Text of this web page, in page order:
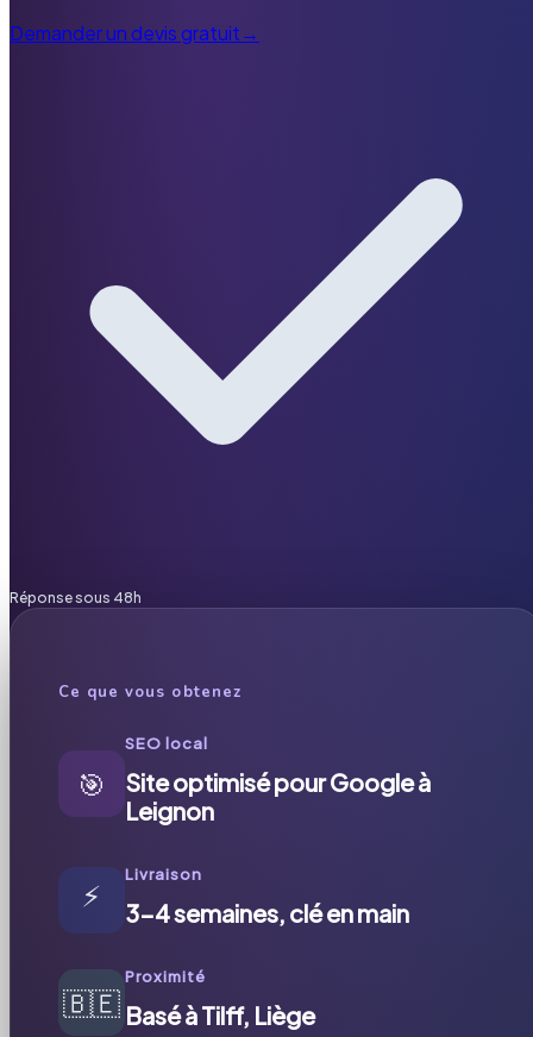
Demander un devis gratuit→
Réponse sous 48h
Ce que vous obtenez
🎯
SEO local
Site optimisé pour Google à
Leignon
⚡
Livraison
3-4 semaines, clé en main
🇧🇪
Proximité
Basé à Tilff, Liège